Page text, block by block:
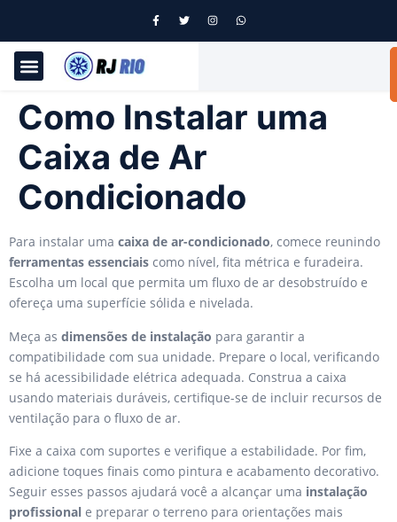
Como Instalar uma
Caixa de Ar
Condicionado
Para instalar uma caixa de ar-condicionado, comece reunindo
ferramentas essenciais como nível, fita métrica e furadeira.
Escolha um local que permita um fluxo de ar desobstruído e
ofereça uma superfície sólida e nivelada.
Meça as dimensões de instalação para garantir a
compatibilidade com sua unidade. Prepare o local, verificando
se há acessibilidade elétrica adequada. Construa a caixa
usando materiais duráveis, certifique-se de incluir recursos de
ventilação para o fluxo de ar.
Fixe a caixa com suportes e verifique a estabilidade. Por fim,
adicione toques finais como pintura e acabamento decorativo.
Seguir esses passos ajudará você a alcançar uma instalação
profissional e preparar o terreno para orientações mais